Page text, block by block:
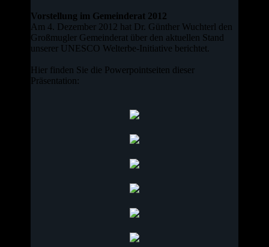
Vorstellung im Gemeinderat 2012
Am 4. Dezember 2012 hat Dr. Günther Wuchterl den
Großmugler Gemeinderat über den aktuellen Stand
unserer UNESCO Welterbe-Initiative berichtet.
Hier finden Sie die Powerpointseiten dieser
Präsentation: